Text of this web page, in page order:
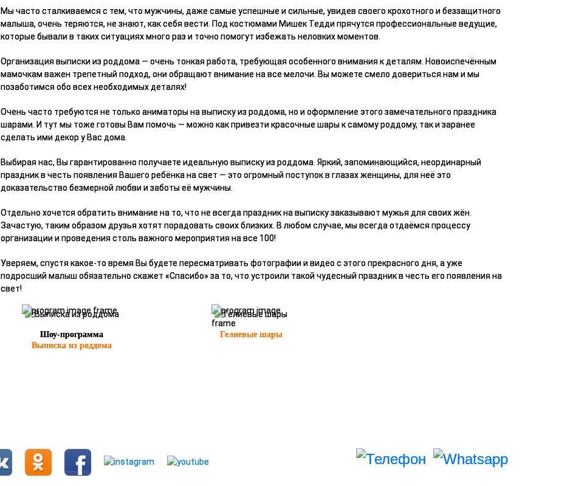
Мы часто сталкиваемся с тем, что мужчины, даже самые успешные и сильные, увидев своего крохотного и беззащитного
малыша, очень теряются, не знают, как себя вести. Под костюмами Мишек Тедди прячутся профессиональные ведущие,
которые бывали в таких ситуациях много раз и точно помогут избежать неловких моментов.
Организация выписки из роддома — очень тонкая работа, требующая особенного внимания к деталям. Новоиспечённым
мамочкам важен трепетный подход, они обращают внимание на все мелочи. Вы можете смело довериться нам и мы
позаботимся обо всех необходимых деталях!
Очень часто требуются не только аниматоры на выписку из роддома, но и оформление этого замечательного праздника
шарами. И тут мы тоже готовы Вам помочь — можно как привезти красочные шары к самому роддому, так и заранее
сделать ими декор у Вас дома.
Выбирая нас, Вы гарантированно получаете идеальную выписку из роддома. Яркий, запоминающийся, неординарный
праздник в честь появления Вашего ребёнка на свет — это огромный поступок в глазах женщины, для неё это
доказательство безмерной любви и заботы её мужчины.
Отдельно хочется обратить внимание на то, что не всегда праздник на выписку заказывают мужья для своих жён.
Зачастую, таким образом друзья хотят порадовать своих близких. В любом случае, мы всегда отдаёмся процессу
организации и проведения столь важного мероприятия на все 100!
Уверяем, спустя какое-то время Вы будете пересматривать фотографии и видео с этого прекрасного дня, а уже
подросший малыш обязательно скажет «Спасибо» за то, что устроили такой чудесный праздник в честь его появления на
свет!
Шоу-программа
Выписка из роддома
Гелиевые шары